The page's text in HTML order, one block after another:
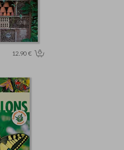
12.90 €